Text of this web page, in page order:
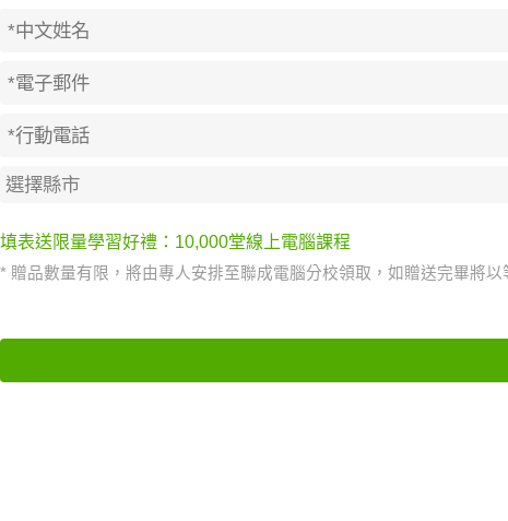
填表送限量學習好禮：10,000堂線上電腦課程
* 贈品數量有限，將由專人安排至聯成電腦分校領取，如贈送完畢將以